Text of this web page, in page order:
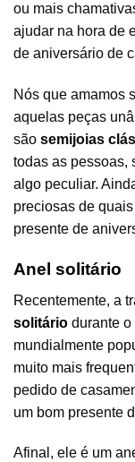
ou mais
ajudar na hora de
de aniversário de
Nós que amamos
aquelas peças
são semijoias
todas as pessoas,
algo peculiar.
preciosas de
presente de
Anel solitário
Recentemente, a
solitário durante
mundialmente
muito mais
pedido de
um bom presente
Afinal, ele é um